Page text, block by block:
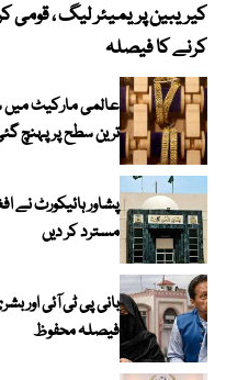
کرنے کا فیصلہ
ترین سطح پر پہنچ
پشاور ہائیکورٹ نے
مسترد کر دیں
بانی پی ٹی آئی اور
فیصلہ محفوظ